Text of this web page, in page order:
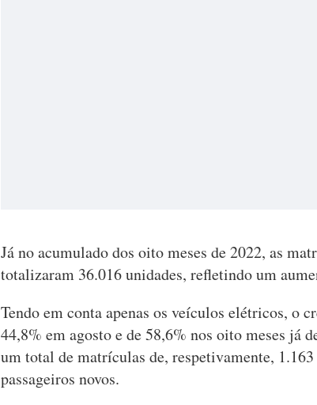
Já no acumulado dos oito meses de 2022, as
totalizaram 36.016 unidades, refletindo um
Tendo em conta apenas os veículos elétricos, o
44,8% em agosto e de 58,6% nos oito meses já
um total de matrículas de, respetivamente,
passageiros novos.